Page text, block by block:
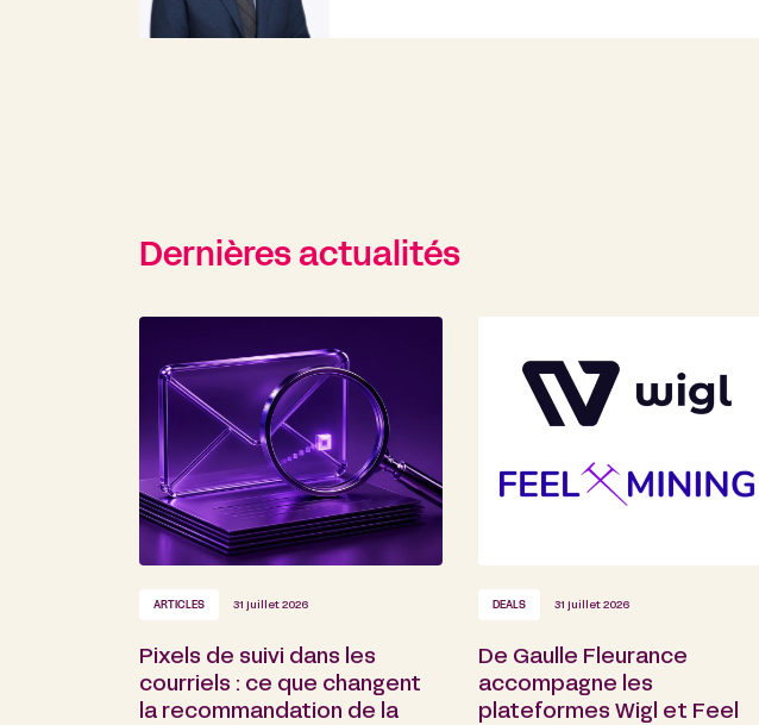
Dernières actualités
ARTICLES 31 juillet 2026
Pixels de suivi dans les
courriels : ce que changent
la recommandation de la
DEALS 31 juillet 2026
De Gaulle Fleurance
accompagne les
plateformes Wigl et Feel